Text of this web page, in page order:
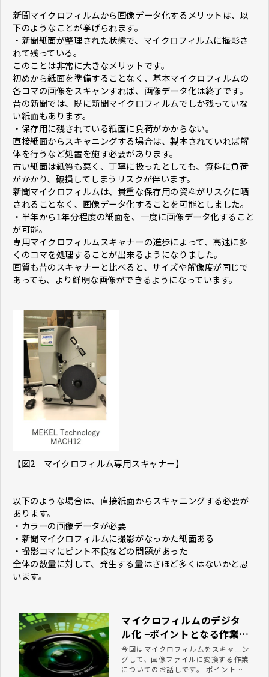
新聞マイクロフィルムから画像データ化するメリットは、以
下のようなことが挙げられます。
・新聞紙面が整理された状態で、マイクロフィルムに撮影さ
れて残っている。
このことは非常に大きなメリットです。
初めから紙面を準備することなく、基本マイクロフィルムの
各コマの画像をスキャンすれば、画像データ化は終了です。
昔の新聞では、既に新聞マイクロフィルムでしか残っていな
い紙面もあります。
・保存用に残されている紙面に負荷がかからない。
直接紙面からスキャニングする場合は、製本されていれば解
体を行うなど処置を施す必要があります。
古い紙面は紙質も悪く、丁寧に扱ったとしても、資料に負荷
がかかり、破損してしまうリスクが伴います。
新聞マイクロフィルムは、貴重な保存用の資料がリスクに晒
されることなく、画像データ化することを可能としました。
・半年から1年分程度の紙面を、一度に画像データ化すること
が可能。
専用マイクロフィルムスキャナーの進歩によって、高速に多
くのコマを処理することが出来るようになりました。
画質も昔のスキャナーと比べると、サイズや解像度が同じで
あっても、より鮮明な画像ができるようになっています。
【図2 マイクロフィルム専用スキャナー】
以下のような場合は、直接紙面からスキャニングする必要が
あります。
・カラーの画像データが必要
・新聞マイクロフィルムに撮影がなっかた紙面ある
・撮影コマにピント不良などの問題があった
全体の数量に対して、発生する量はさほど多くはないかと思
います。
マイクロフィルムのデジタ
ル化 −ポイントとなる作業に
ついて−
今回はマイクロフィルムをスキャニン
グして、画像ファイルに変換する作業
についてのお話しです。 ポイントと